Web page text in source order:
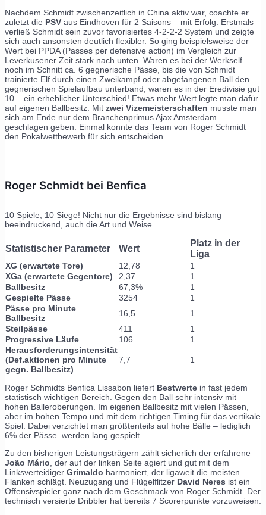
Nachdem Schmidt zwischenzeitlich in China aktiv war, coachte er
zuletzt die PSV aus Eindhoven für 2 Saisons – mit Erfolg. Erstmals
verließ Schmidt sein zuvor favorisiertes 4-2-2-2 System und zeigte
sich auch ansonsten deutlich flexibler. So ging beispielsweise der
Wert bei PPDA (Passes per defensive action) im Vergleich zur
Leverkusener Zeit stark nach unten. Waren es bei der Werkself
noch im Schnitt ca. 6 gegnerische Pässe, bis die von Schmidt
trainierte Elf durch einen Zweikampf oder abgefangenen Ball den
gegnerischen Spielaufbau unterband, waren es in der Eredivisie gut
10 – ein erheblicher Unterschied! Etwas mehr Wert legte man dafür
auf eigenen Ballbesitz. Mit zwei Vizemeisterschaften musste man
sich am Ende nur dem Branchenprimus Ajax Amsterdam
geschlagen geben. Einmal konnte das Team von Roger Schmidt
den Pokalwettbewerb für sich entscheiden.
Roger Schmidt bei Benfica
10 Spiele, 10 Siege! Nicht nur die Ergebnisse sind bislang
beeindruckend, auch die Art und Weise.
Statistischer Parameter Wert
Platz in der
Liga
XG (erwartete Tore) 12,78
1
XGa (erwartete Gegentore)
2,37
1
Ballbesitz
67,3%
1
Gespielte Pässe
3254
1
Pässe pro Minute
Ballbesitz
16,5
1
Steilpässe
411
1
Progressive Läufe
106
1
Herausforderungsintensität
(Def.aktionen pro Minute
gegn. Ballbesitz)
7,7 1
Roger Schmidts Benfica Lissabon liefert Bestwerte in fast jedem
statistisch wichtigen Bereich. Gegen den Ball sehr intensiv mit
hohen Balleroberungen. Im eigenen Ballbesitz mit vielen Pässen,
aber im hohen Tempo und mit dem richtigen Timing für das vertikale
Spiel. Dabei verzichtet man größtenteils auf hohe Bälle – lediglich
6% der Pässe werden lang gespielt.
Zu den bisherigen Leistungsträgern zählt sicherlich der erfahrene
João Mário, der auf der linken Seite agiert und gut mit dem
Linksverteidiger Grimaldo harmoniert, der ligaweit die meisten
Flanken schlägt. Neuzugang und Flügelflitzer David Neres ist ein
Offensivspieler ganz nach dem Geschmack von Roger Schmidt. Der
technisch versierte Dribbler hat bereits 7 Scorerpunkte vorzuweisen.